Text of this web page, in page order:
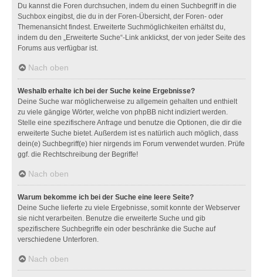
Du kannst die Foren durchsuchen, indem du einen Suchbegriff in die
Suchbox eingibst, die du in der Foren-Übersicht, der Foren- oder
Themenansicht findest. Erweiterte Suchmöglichkeiten erhältst du,
indem du den „Erweiterte Suche“-Link anklickst, der von jeder Seite des
Forums aus verfügbar ist.
Nach oben
Weshalb erhalte ich bei der Suche keine Ergebnisse?
Deine Suche war möglicherweise zu allgemein gehalten und enthielt
zu viele gängige Wörter, welche von phpBB nicht indiziert werden.
Stelle eine spezifischere Anfrage und benutze die Optionen, die dir die
erweiterte Suche bietet. Außerdem ist es natürlich auch möglich, dass
dein(e) Suchbegriff(e) hier nirgends im Forum verwendet wurden. Prüfe
ggf. die Rechtschreibung der Begriffe!
Nach oben
Warum bekomme ich bei der Suche eine leere Seite?
Deine Suche lieferte zu viele Ergebnisse, somit konnte der Webserver
sie nicht verarbeiten. Benutze die erweiterte Suche und gib
spezifischere Suchbegriffe ein oder beschränke die Suche auf
verschiedene Unterforen.
Nach oben